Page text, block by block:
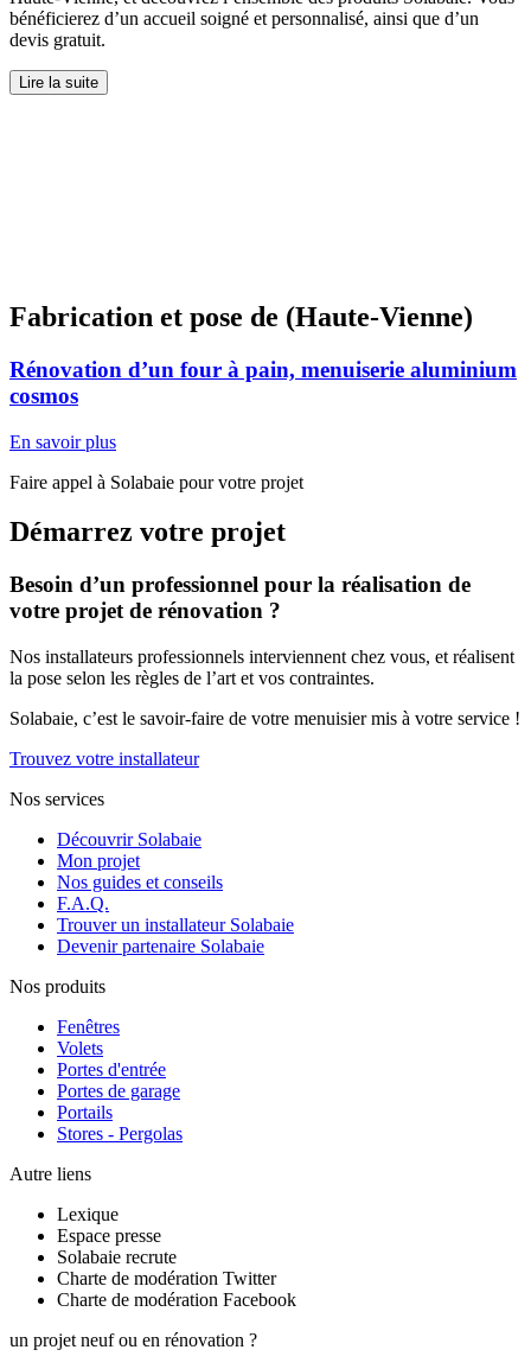
bénéficierez d’un accueil soigné et personnalisé, ainsi que d’un
devis gratuit.
Lire la suite
Fabrication et pose de (Haute-Vienne)
Rénovation d’un four à pain, menuiserie aluminium
cosmos
En savoir plus
Faire appel à Solabaie pour votre projet
Démarrez votre projet
Besoin d’un professionnel pour la réalisation de
votre projet de rénovation ?
Nos installateurs professionnels interviennent chez vous, et réalisent
la pose selon les règles de l’art et vos contraintes.
Solabaie, c’est le savoir-faire de votre menuisier mis à votre service !
Trouvez votre installateur
Nos services
Découvrir Solabaie
Mon projet
Nos guides et conseils
F.A.Q.
Trouver un installateur Solabaie
Devenir partenaire Solabaie
Nos produits
Fenêtres
Volets
Portes d'entrée
Portes de garage
Portails
Stores - Pergolas
Autre liens
Lexique
Espace presse
Solabaie recrute
Charte de modération Twitter
Charte de modération Facebook
un projet neuf ou en rénovation ?